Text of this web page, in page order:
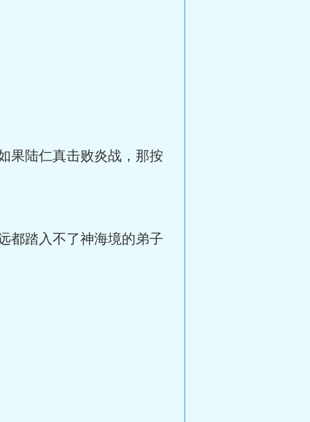
果陆仁真击败炎战，那按
都踏入不了神海境的弟子